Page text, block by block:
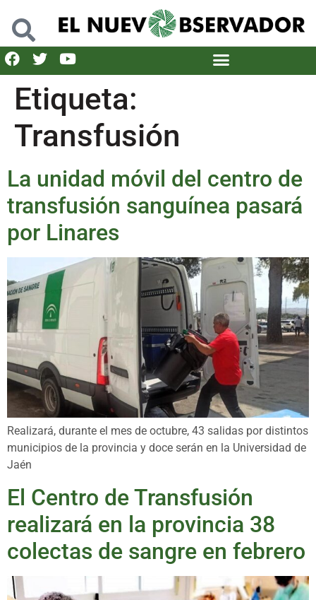
Etiqueta:
Transfusión
La unidad móvil del centro de
transfusión sanguínea pasará
por Linares
Realizará, durante el mes de octubre, 43 salidas por distintos
municipios de la provincia y doce serán en la Universidad de
Jaén
El Centro de Transfusión
realizará en la provincia 38
colectas de sangre en febrero